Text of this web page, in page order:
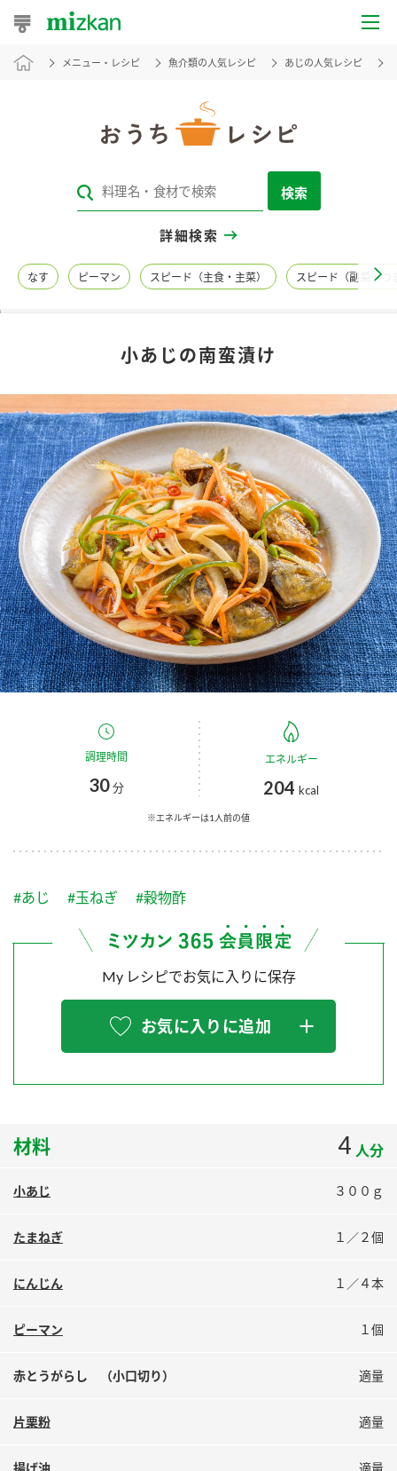
おうちレシピ
レシピカテゴリ一覧
レシピ名特集
商品カテゴリ
酢 調味酢
お酢ドリンク ぽん酢
みりん風・料理酒 鍋用調味料
つゆ たれ
スープ 中華
ふりかけ
炊き込みご飯の素 米飯用調味液
新商品一覧
キャンペーン情報
ブランド・スペシャルサイト
ブランド・スペシャルサイト トップ
商品ブランドサイト
Fibee（ファイビー）
くらしプラ酢
お酢ドリンク
つゆ
PIN印
スペシャルサイト
お酢を知ろう！
ぽん酢サワー
ミツカンのCM
企業情報
国内事業概要
企業理念
ミツカンの歴史
ミツカンを知る
環境への取り組み
ZENB initiative
MIM（ミツカンミュージアム）
各部門が大切にしていること
販売終了製品のご案内
よくあるご質問
地図から取り扱い店舗を探す
検索
業務用サイト 製造所固有記号一覧
メニュー・レシピ 魚介類の人気レシピ あじの人気レシピ
検索
詳細検索
なす ピーマン スピード（主食・主菜） スピード（副菜・つ
小あじの南蛮漬け
調理時間
30分
エネルギー
204 kcal
※エネルギーは1人前の値
#あじ #玉ねぎ #穀物酢
My レシピでお気に入りに保存
お気に入りに追加
材料 4 人分
小あじ ３００ｇ
たまねぎ １／２個
にんじん １／４本
ピーマン １個
赤とうがらし （小口切り） 適量
片栗粉 適量